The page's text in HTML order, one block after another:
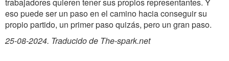
eso puede ser un paso en el camino hacia conseguir su
propio partido, un primer paso quizás, pero un gran paso.
25-08-2024. Traducido de The-spark.net